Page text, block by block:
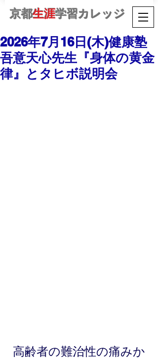
京都生涯学習カレッジ
2026年7月16日(木)健康塾
吾意天心先生『身体の黄金
律』とタヒボ説明会
高齢者の難治性の痛みか